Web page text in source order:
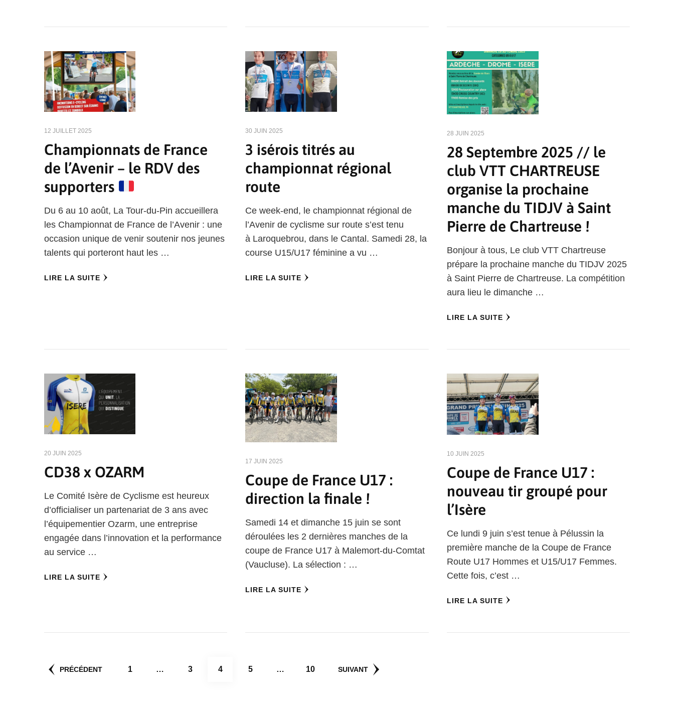
12 JUILLET 2025
Championnats de France
de l’Avenir – le RDV des
supporters
Du 6 au 10 août, La Tour-du-Pin accueillera
les Championnat de France de l’Avenir : une
occasion unique de venir soutenir nos jeunes
talents qui porteront haut les …
LIRE LA SUITE
30 JUIN 2025
3 isérois titrés au
championnat régional
route
Ce week-end, le championnat régional de
l’Avenir de cyclisme sur route s’est tenu
à Laroquebrou, dans le Cantal. Samedi 28, la
course U15/U17 féminine a vu …
LIRE LA SUITE
28 JUIN 2025
28 Septembre 2025 // le
club VTT CHARTREUSE
organise la prochaine
manche du TIDJV à Saint
Pierre de Chartreuse !
Bonjour à tous, Le club VTT Chartreuse
prépare la prochaine manche du TIDJV 2025
à Saint Pierre de Chartreuse. La compétition
aura lieu le dimanche …
LIRE LA SUITE
20 JUIN 2025
CD38 x OZARM
Le Comité Isère de Cyclisme est heureux
d’officialiser un partenariat de 3 ans avec
l’équipementier Ozarm, une entreprise
engagée dans l’innovation et la performance
au service …
LIRE LA SUITE
17 JUIN 2025
Coupe de France U17 :
direction la finale !
Samedi 14 et dimanche 15 juin se sont
déroulées les 2 dernières manches de la
coupe de France U17 à Malemort-du-Comtat
(Vaucluse). La sélection : …
LIRE LA SUITE
10 JUIN 2025
Coupe de France U17 :
nouveau tir groupé pour
l’Isère
Ce lundi 9 juin s’est tenue à Pélussin la
première manche de la Coupe de France
Route U17 Hommes et U15/U17 Femmes.
Cette fois, c’est …
LIRE LA SUITE
Pagination
PRÉCÉDENT PAGE
1 … PAGE
3 PAGE
4 PAGE
5 … PAGE
10 SUIVANT